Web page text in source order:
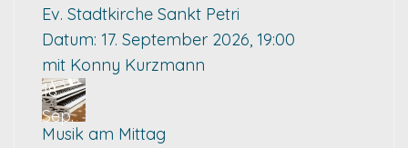
Ev. Stadtkirche Sankt Petri
Datum: 17. September 2026, 19:00
mit Konny Kurzmann
18
Sep.
Musik am Mittag